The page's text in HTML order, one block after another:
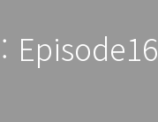
Episode16